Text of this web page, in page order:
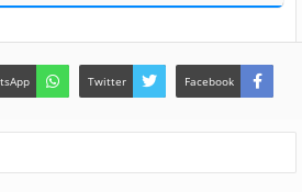
Facebook
Twitter